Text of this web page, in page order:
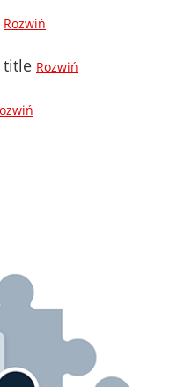
Rozwiń
title Rozwiń